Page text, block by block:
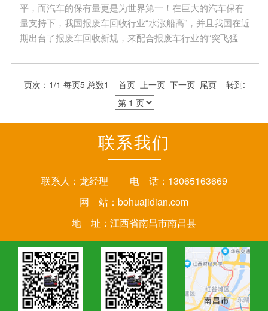
平，而汽车的保有量更是为世界第一！在巨大的汽车保有
量支持下，我国报废车回收行业“水涨船高”，并且我国在近
期出台了报废车回收新规，来配合报废车行业的“突飞猛
收力度，并且将报废车残值的价格进行了翻倍，毕竟新规
中报废车五大总成将允许回收再利用。
页次：1/1 每页5 总数1 首页 上一页 下一页 尾页 转到:
联系我们
联系人：龙经理 电 话：13065163669
网 站： bohuajidian.com
地 址：江西省南昌市南昌县